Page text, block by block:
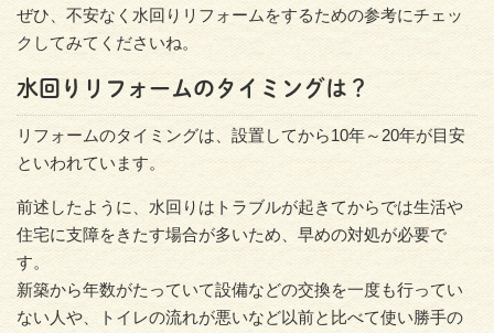
ぜひ、不安なく水回りリフォームをするための参考にチェッ
クしてみてくださいね。
水回りリフォームのタイミングは？
リフォームのタイミングは、設置してから10年～20年が目安
といわれています。
前述したように、水回りはトラブルが起きてからでは生活や
住宅に支障をきたす場合が多いため、早めの対処が必要で
す。
新築から年数がたっていて設備などの交換を一度も行ってい
ない人や、トイレの流れが悪いなど以前と比べて使い勝手の